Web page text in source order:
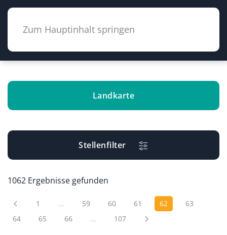
Zum Hauptinhalt springen
Landkarte
Stellenfilter
1062 Ergebnisse gefunden
1 ... 59 60 61 62
63
64
65 66 ... 107